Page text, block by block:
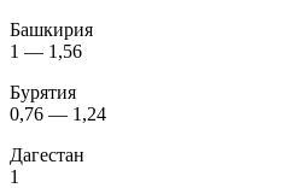
Башкирия
1 — 1,56
Бурятия
0,76 — 1,24
Дагестан
1